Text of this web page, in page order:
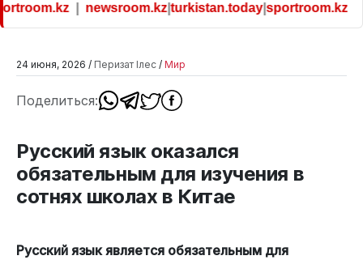
| newsroom.kz|turkistan.today|sportroom.kz
24 июня, 2026 / Перизат Ілес / Мир
Поделиться:
Русский язык оказался
обязательным для изучения в
сотнях школах в Китае
Русский язык является обязательным для